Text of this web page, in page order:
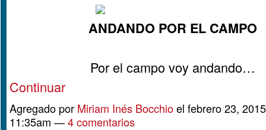
ANDANDO POR EL CAMPO
Por el campo voy andando…
Continuar
Agregado por Miriam Inés Bocchioel febrero 23,
11:35am —4 comentarios